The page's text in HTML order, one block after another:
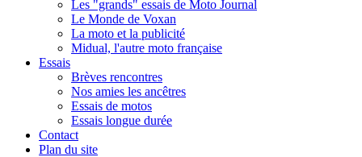
Les "grands" essais de Moto Journal
Le Monde de Voxan
La moto et la publicité
Midual, l'autre moto française
Essais
Brèves rencontres
Nos amies les ancêtres
Essais de motos
Essais longue durée
Contact
Plan du site